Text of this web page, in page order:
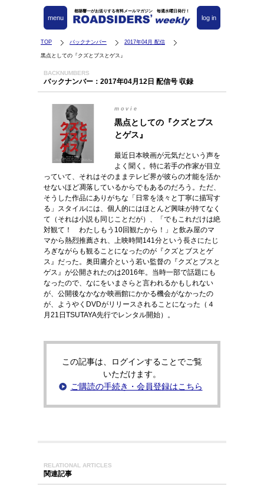
都築響一がお送りする有料メールマガジン 毎週水曜日発行！
log in
menu
TOP バックナンバー 2017年04月 配信
黒点としての『クズとブスとゲス』
BACKNUMBERS
バックナンバー：2017年04月12日 配信号 収録
movie
黒点としての『クズとブス
とゲス』
最近日本映画が元気だという声を
よく聞く。特に若手の作家が目立
っていて、それはそのままテレビ界が彼らの才能を活か
せないほど凋落しているからでもあるのだろう。ただ、
そうした作品にありがちな「日常を淡々と丁寧に描写す
る」スタイルには、個人的にはほとんど興味が持てなく
て（それは小説も同じことだが）、「でもこれだけは絶
対観て！ わたしもう10回観たから！」と飲み屋のマ
マから熱烈推薦され、上映時間141分という長さにたじ
ろぎながらも観ることになったのが『クズとブスとゲ
ス』だった。奥田庸介という若い監督の『クズとブスと
ゲス』が公開されたのは2016年。当時一部で話題にも
なったので、なにをいまさらと言われるかもしれない
が、公開後なかなか映画館にかかる機会がなかったの
が、ようやくDVDがリリースされることになった（４
月21日TSUTAYA先行でレンタル開始）。
この記事は、ログインすることでご覧
いただけます。
ご購読の手続き・会員登録はこちら
RELATIONAL ARTICLES
関連記事